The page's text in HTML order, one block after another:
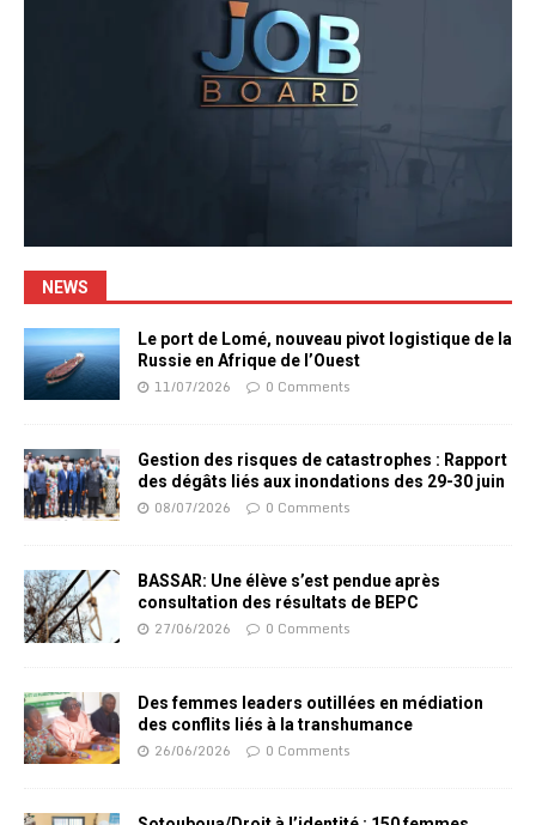
NEWS
Le port de Lomé, nouveau pivot logistique de la
Russie en Afrique de l’Ouest
11/07/2026 0 Comments
Gestion des risques de catastrophes : Rapport
des dégâts liés aux inondations des 29-30 juin
08/07/2026 0 Comments
BASSAR: Une élève s’est pendue après
consultation des résultats de BEPC
27/06/2026 0 Comments
Des femmes leaders outillées en médiation
des conflits liés à la transhumance
26/06/2026 0 Comments